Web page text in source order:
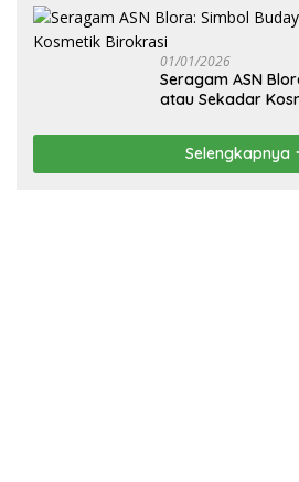
Blora
01/01/2026
‎Seragam ASN
atau Sekadar
Selengkapnya